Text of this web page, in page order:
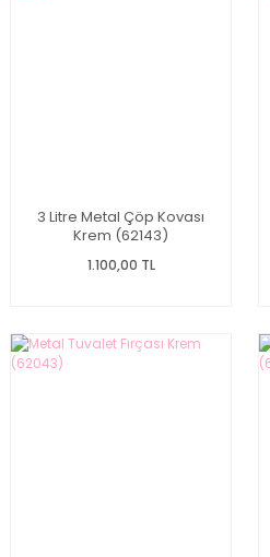
3 Litre Metal Çöp Kovası
Krem (62143)
1.100,00 TL